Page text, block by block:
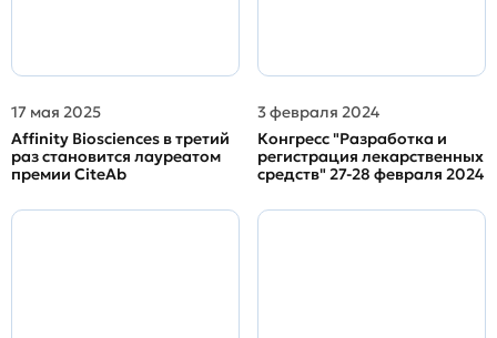
17 мая 2025
Affinity Biosciences в третий
раз становится лауреатом
премии CiteAb
3 февраля 2024
Конгресс "Разработка и
регистрация лекарственных
средств" 27-28 февраля 2024